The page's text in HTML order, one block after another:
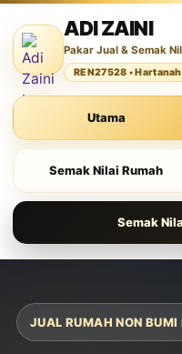
ADI ZAINI
Pakar Jual & Semak
REN27528 •
Utama
Semak Nilai Rumah
Semak
JUAL RUMAH NON